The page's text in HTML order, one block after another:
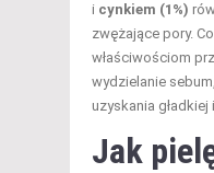
i cynkiem (1%)
zwężające pory.
właściwościom
wydzielanie
uzyskania gładkiej
Jak